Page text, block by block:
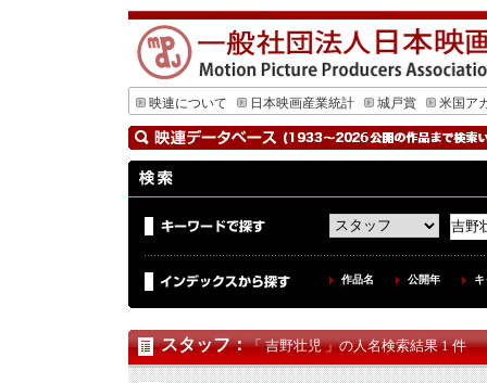
映連について 日本映画産業統計 城戸賞 米国ア
作品名 公開年
スタッフ：「 吉野壮児 」の人名検索結果 1 件